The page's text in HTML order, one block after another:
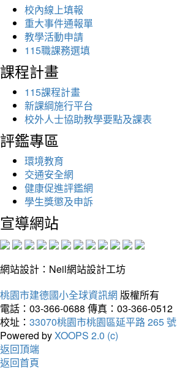
校內線上填報
重大事件通報單
教學活動申請
115職課務選填
課程計畫
115課程計畫
新課綱施行平台
校外人士協助教學要點及課表
評鑑專區
環境教育
交通安全網
健康促進評鑑網
學生獎懲及申訴
宣導網站
網站設計：Neil網站設計工坊
桃園市建德國小全球資訊網 版權所有
電話：03-366-0688 傳真：03-366-0512
校址： 33070桃園市桃園區延平路 265 號
Powered byXOOPS 2.0 (c)
返回頂端
返回首頁